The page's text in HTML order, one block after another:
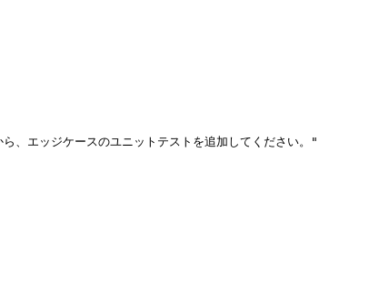
エッジケースのユニットテストを追加してください。"